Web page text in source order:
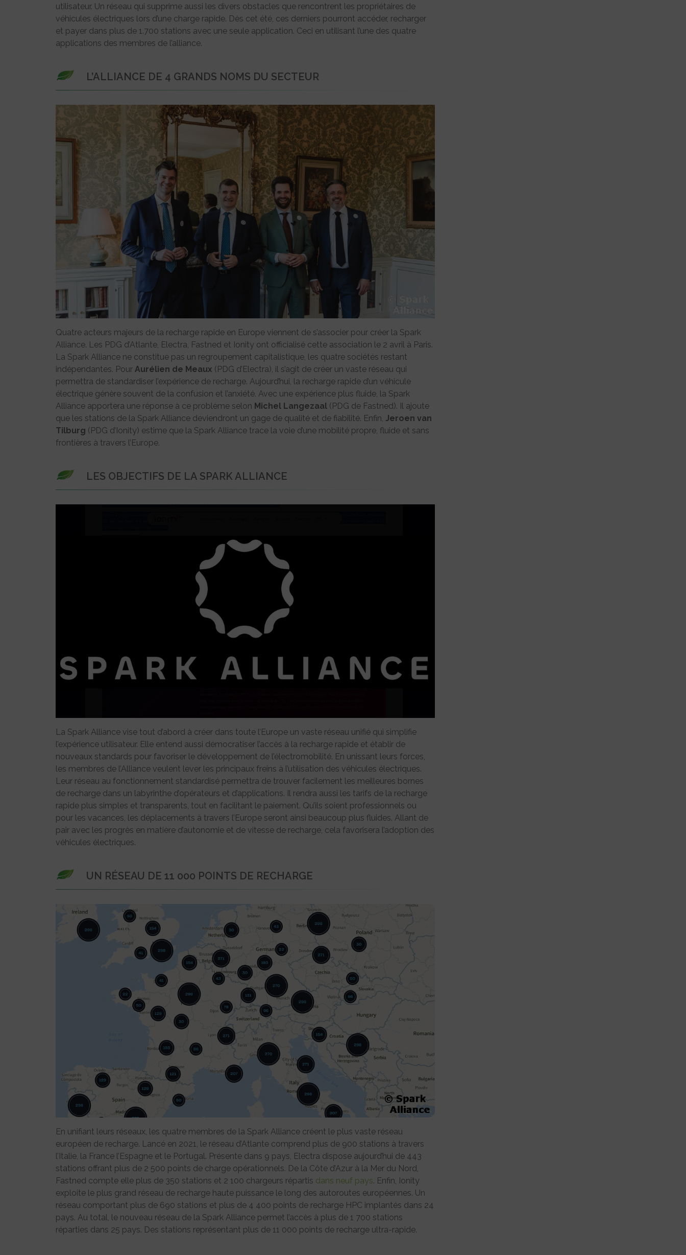
utilisateur. Un réseau qui supprime aussi les divers obstacles que rencontrent les propriétaires de
véhicules électriques lors d’une charge rapide. Dès cet été, ces derniers pourront accéder, recharger
et payer dans plus de 1.700 stations avec une seule application. Ceci en utilisant l’une des quatre
applications des membres de l’alliance.
L’ALLIANCE DE 4 GRANDS NOMS DU SECTEUR
Quatre acteurs majeurs de la recharge rapide en Europe viennent de s’associer pour créer la Spark
Alliance. Les PDG d’Atlante, Electra, Fastned et Ionity ont officialisé cette association le 2 avril à Paris.
La Spark Alliance ne constitue pas un regroupement capitalistique, les quatre sociétés restant
indépendantes. Pour Aurélien de Meaux (PDG d’Electra), il s’agit de créer un vaste réseau qui
permettra de standardiser l’expérience de recharge. Aujourd’hui, la recharge rapide d’un véhicule
électrique génère souvent de la confusion et l’anxiété. Avec une expérience plus fluide, la Spark
Alliance apportera une réponse à ce problème selon Michel Langezaal (PDG de Fastned). Il ajoute
que les stations de la Spark Alliance deviendront un gage de qualité et de fiabilité. Enfin, Jeroen van
Tilburg (PDG d’Ionity) estime que la Spark Alliance trace la voie d’une mobilité propre, fluide et sans
frontières à travers l’Europe.
LES OBJECTIFS DE LA SPARK ALLIANCE
La Spark Alliance vise tout d’abord à créer dans toute l’Europe un vaste réseau unifié qui simplifie
l’expérience utilisateur. Elle entend aussi démocratiser l’accès à la recharge rapide et établir de
nouveaux standards pour favoriser le développement de l’électromobilité. En unissant leurs forces,
les membres de l’Alliance veulent lever les principaux freins à l’utilisation des véhicules électriques.
Leur réseau au fonctionnement standardisé permettra de trouver facilement les meilleures bornes
de recharge dans un labyrinthe d’opérateurs et d’applications. Il rendra aussi les tarifs de la recharge
rapide plus simples et transparents, tout en facilitant le paiement. Qu’ils soient professionnels ou
pour les vacances, les déplacements à travers l’Europe seront ainsi beaucoup plus fluides. Allant de
pair avec les progrès en matière d’autonomie et de vitesse de recharge, cela favorisera l’adoption des
véhicules électriques.
UN RÉSEAU DE 11 000 POINTS DE RECHARGE
En unifiant leurs réseaux, les quatre membres de la Spark Alliance créent le plus vaste réseau
européen de recharge. Lancé en 2021, le réseau d’Atlante comprend plus de 900 stations à travers
l’Italie, la France l’Espagne et le Portugal. Présente dans 9 pays, Electra dispose aujourd’hui de 443
stations offrant plus de 2 500 points de charge opérationnels. De la Côte d’Azur à la Mer du Nord,
Fastned compte elle plus de 350 stations et 2 100 chargeurs répartis dans neuf pays. Enfin, Ionity
exploite le plus grand réseau de recharge haute puissance le long des autoroutes européennes. Un
réseau comportant plus de 690 stations et plus de 4 400 points de recharge HPC implantés dans 24
pays. Au total, le nouveau réseau de la Spark Alliance permet l’accès à plus de 1 700 stations
réparties dans 25 pays. Des stations représentant plus de 11 000 points de recharge ultra-rapide.